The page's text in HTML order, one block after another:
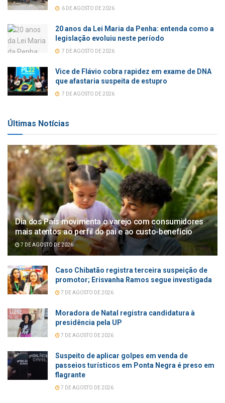
6 DE AGOSTO DE 2026
20 anos da Lei Maria da Penha: entenda como a
legislação evoluiu neste período
7 DE AGOSTO DE 2026
Vice de Flávio cobra rapidez em exame de DNA
que afastaria suspeita de estupro
7 DE AGOSTO DE 2026
Últimas Notícias
Dia dos Pais movimenta o varejo com consumidores
mais atentos ao perfil do pai e ao custo-benefício
7 DE AGOSTO DE 2026
Caso Chibatão registra terceira suspeição de
promotor; Erisvanha Ramos segue investigada
7 DE AGOSTO DE 2026
Moradora de Natal registra candidatura à
presidência pela UP
7 DE AGOSTO DE 2026
Suspeito de aplicar golpes em venda de
passeios turísticos em Ponta Negra é preso em
flagrante
7 DE AGOSTO DE 2026